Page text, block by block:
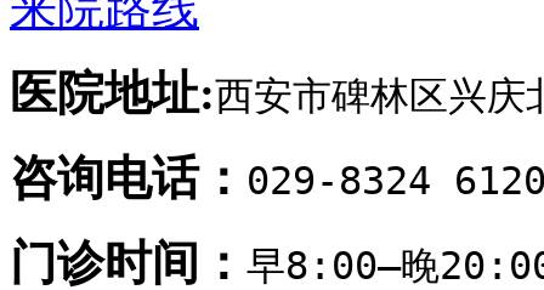
医院地址:西安市碑林区兴
咨询电话： 029-8324
门诊时间： 早8:00—晚